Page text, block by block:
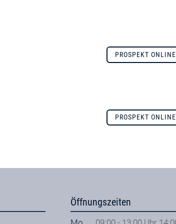
PROSPEKT
PROSPEKT
Öffnungszeiten